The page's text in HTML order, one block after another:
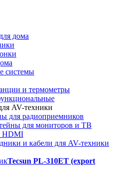
дома
системы
и термометры
AV-техники
для радиоприемников
для мониторов и ТВ
HDMI
и кабели для AV-техники
Tecsun PL-310ET (export